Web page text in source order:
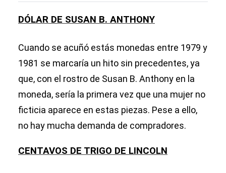
DÓLAR DE SUSAN B. ANTHONY
Cuando se acuñó estás monedas entre 1979 y
1981 se marcaría un hito sin precedentes, ya
que, con el rostro de Susan B. Anthony en la
moneda, sería la primera vez que una mujer no
ficticia aparece en estas piezas. Pese a ello,
no hay mucha demanda de compradores.
CENTAVOS DE TRIGO DE LINCOLN